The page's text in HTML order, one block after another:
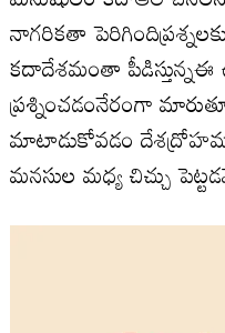
నాగరికతా
కదాదేశమంతా
ప్రశ్నించడంనేరంగా
మాటాడుకోవడం
మనసుల మధ్య చిచ్చు